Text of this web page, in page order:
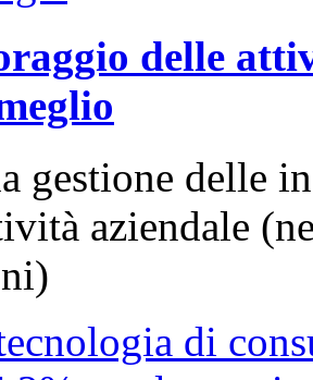
delle
gestione delle
aziendale